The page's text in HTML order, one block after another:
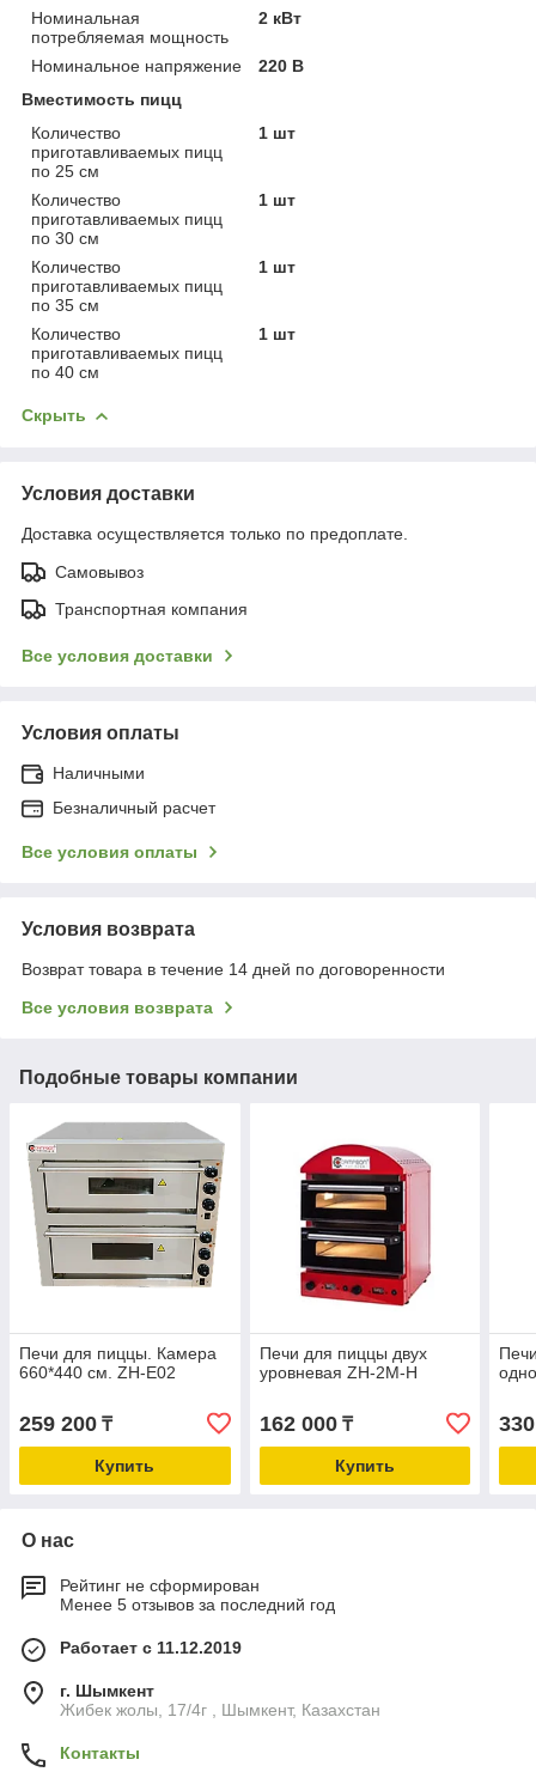
Номинальная
потребляемая мощность
2 кВт
Номинальное напряжение
220 В
Вместимость пицц
Количество
приготавливаемых пицц
по 25 см
1 шт
Количество
приготавливаемых пицц
по 30 см
1 шт
Количество
приготавливаемых пицц
по 35 см
1 шт
Количество
приготавливаемых пицц
по 40 см
1 шт
Скрыть
Условия доставки
Доставка осуществляется только по предоплате.
Самовывоз
Транспортная компания
Все условия доставки
Условия оплаты
Наличными
Безналичный расчет
Все условия оплаты
Условия возврата
Возврат товара в течение 14 дней по договоренности
Все условия возврата
Подобные товары компании
Печи для пиццы. Камера
660*440 см. ZH-E02
259 200 ₸
Купить
Печи для пиццы двух
уровневая ZH-2M-H
162 000₸
Купить
О нас
Рейтинг не сформирован
Менее 5 отзывов за последний год
Работает с 11.12.2019
г. Шымкент
Жибек жолы, 17/4г , Шымкент, Казахстан
Контакты